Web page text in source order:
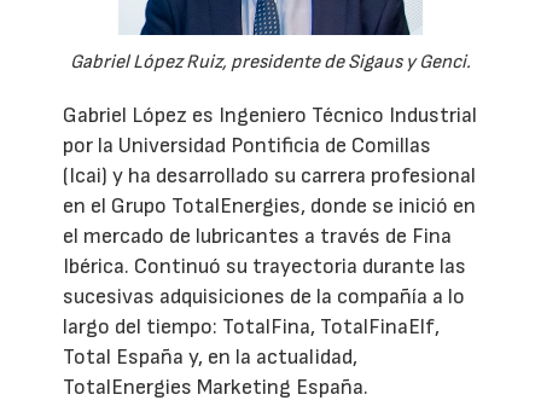
Gabriel López Ruiz, presidente de Sigaus y Genci.
Gabriel López es Ingeniero Técnico Industrial
por la Universidad Pontificia de Comillas
(Icai) y ha desarrollado su carrera profesional
en el Grupo TotalEnergies, donde se inició en
el mercado de lubricantes a través de Fina
Ibérica. Continuó su trayectoria durante las
sucesivas adquisiciones de la compañía a lo
largo del tiempo: TotalFina, TotalFinaElf,
Total España y, en la actualidad,
TotalEnergies Marketing España.